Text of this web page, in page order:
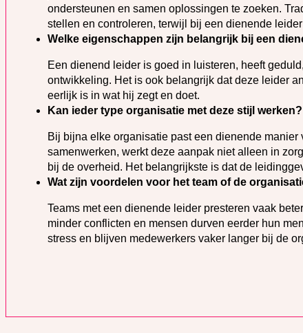
ondersteunen en samen oplossingen te zoeken.
stellen en controleren, terwijl bij een dienende
Welke eigenschappen zijn belangrijk bij een
Een dienend leider is goed in luisteren, heeft
ontwikkeling. Het is ook belangrijk dat deze leider
eerlijk is in wat hij zegt en doet.
Kan ieder type organisatie met deze stijl werken?
Bij bijna elke organisatie past een dienende
samenwerken, werkt deze aanpak niet alleen in
bij de overheid. Het belangrijkste is dat de
Wat zijn voordelen voor het team of de
Teams met een dienende leider presteren vaak
minder conflicten en mensen durven eerder hun
stress en blijven medewerkers vaker langer bij de